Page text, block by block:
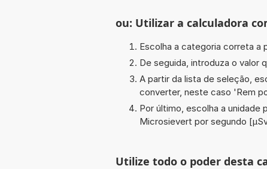
ou: Utilizar a calculadora
Escolha a categoria correta a
De seguida, introduza o valor
A partir da lista de seleção,
converter, neste caso 'Rem
Por último, escolha a unidade
Microsievert por segundo
Utilize todo o poder desta